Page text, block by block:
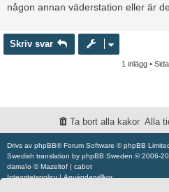
någon annan väderstation eller är
Skriv svar
1 inlägg • Sida
Alla
Ta bort alla kakor
Drivs av phpBB® Forum Software © phpBB
Swedish translation by phpBB Sweden © 2006-
damaïo ©Mazeltof | cabot
Integritetspolicy|Användarvillkor